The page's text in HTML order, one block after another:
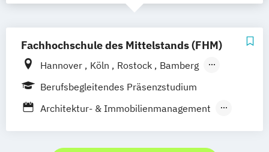
Fachhochschule des Mittelstands (FHM)
Hannover Köln Rostock
Bamberg
Bielefeld
Berlin Düren
Frechen
Berufsbegleitendes Präsenzstudium
Architektur- & Immobilienmanagement